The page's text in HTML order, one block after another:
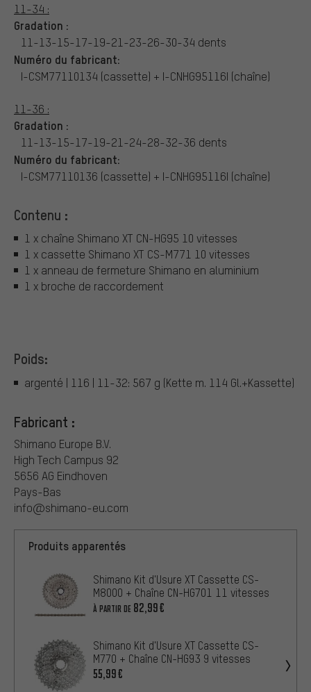
11-34 :
Gradation :
11-13-15-17-19-21-23-26-30-34 dents
Numéro du fabricant:
I-CSM77110134 (cassette) + I-CNHG95116I (chaîne)
11-36 :
Gradation :
11-13-15-17-19-21-24-28-32-36 dents
Numéro du fabricant:
I-CSM77110136 (cassette) + I-CNHG95116I (chaîne)
Contenu :
1 x chaîne Shimano XT CN-HG95 10 vitesses
1 x cassette Shimano XT CS-M771 10 vitesses
1 x anneau de fermeture Shimano en aluminium
1 x broche de raccordement
Poids:
argenté | 116 | 11-32: 567 g (Kette m. 114 Gl.+Kassette)
Fabricant :
Shimano Europe B.V.
High Tech Campus 92
5656 AG Eindhoven
Pays-Bas
info@shimano-eu.com
Produits apparentés
Shimano Kit d'Usure XT Cassette CS-
M8000 + Chaîne CN-HG701 11 vitesses
À PARTIR DE 82,99€
Shimano Kit d'Usure XT Cassette CS-
M770 + Chaîne CN-HG93 9 vitesses
55,99€